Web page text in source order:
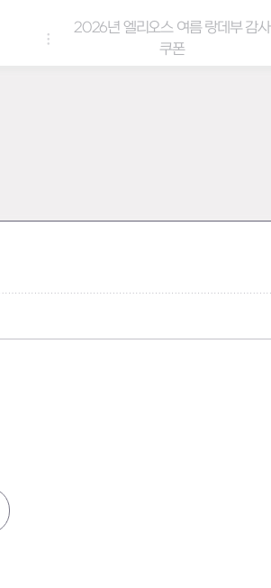
2026년 엘리오스 여름 랑데부 감사
쿠폰